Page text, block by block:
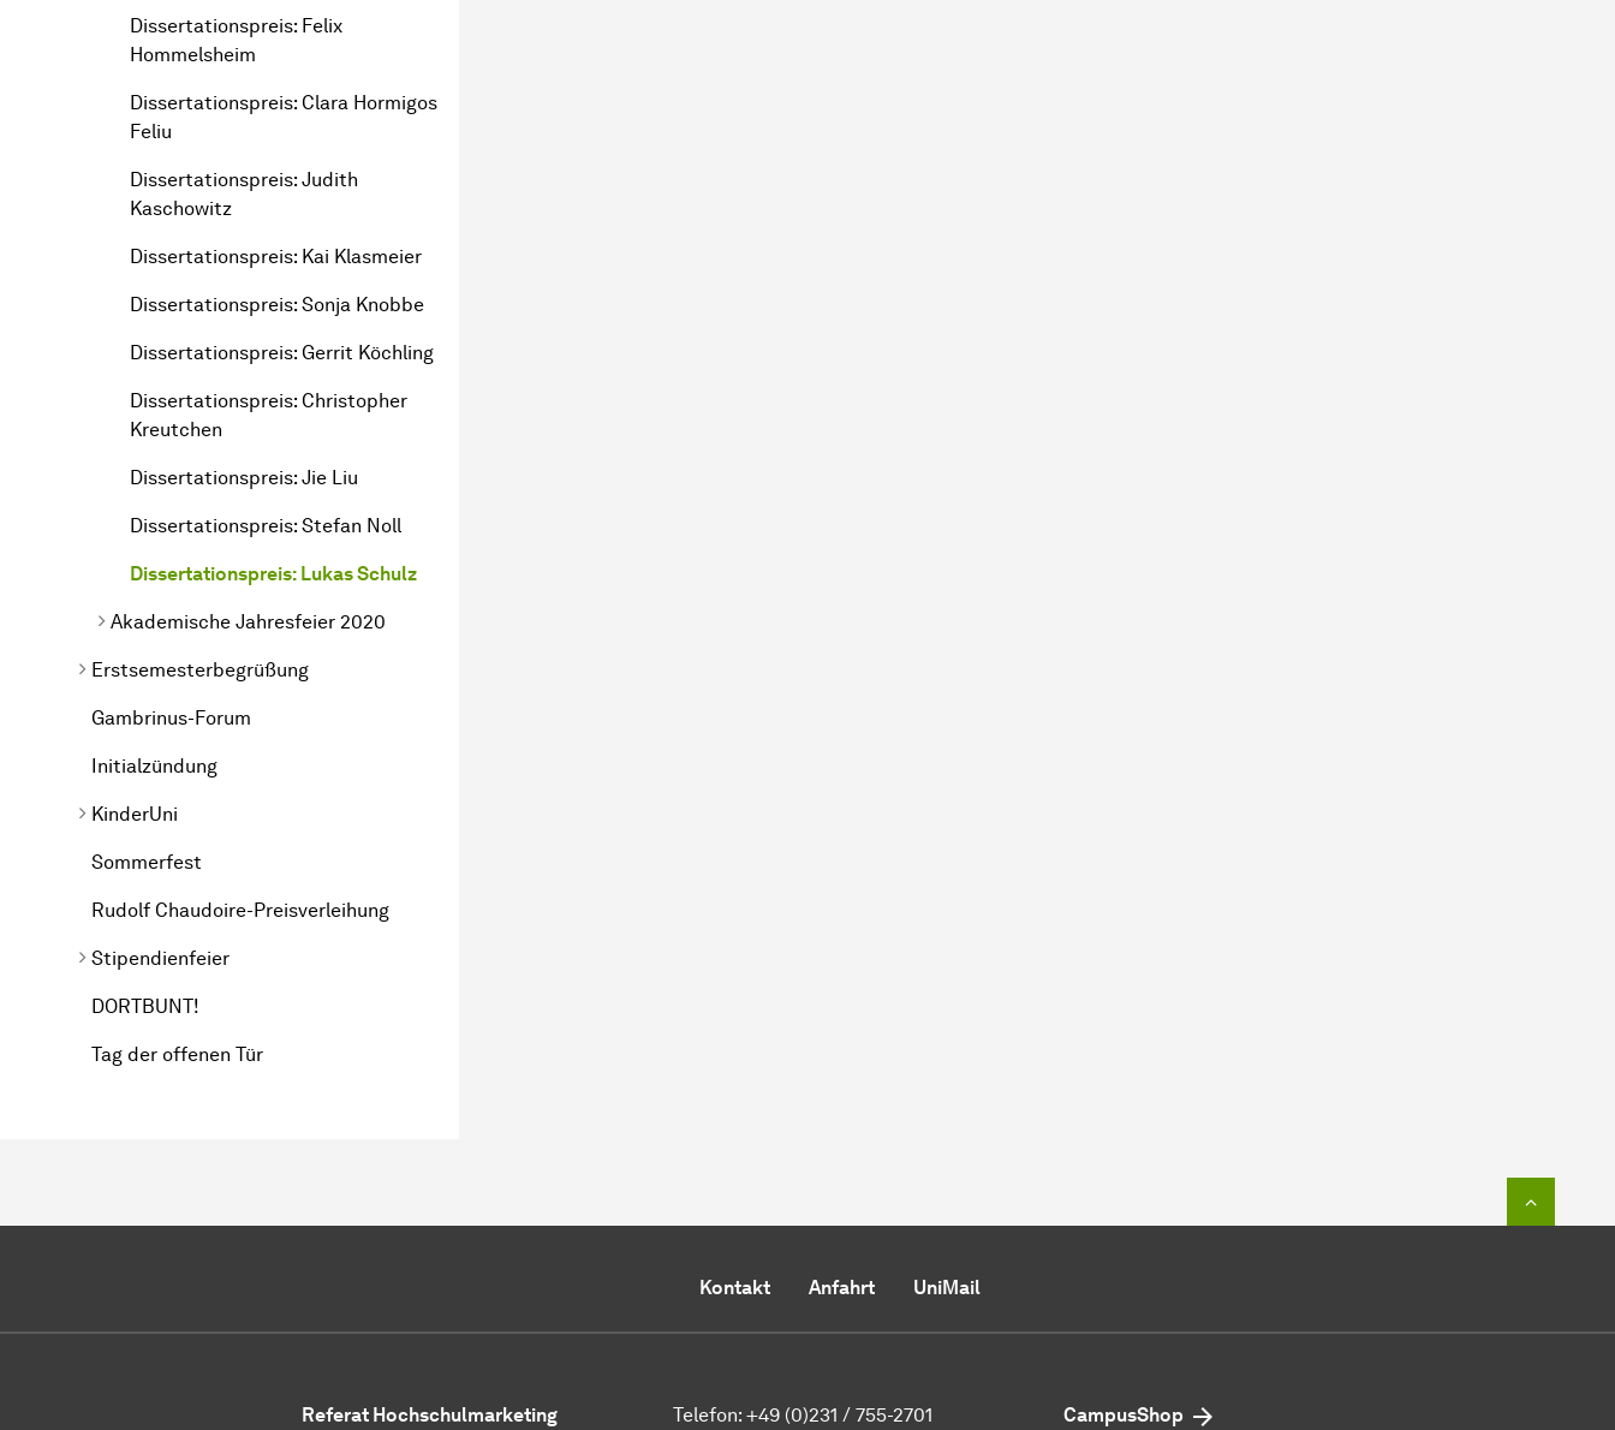
Dissertationspreis: Felix
Hommelsheim
Dissertationspreis: Clara Hormigos
Feliu
Dissertationspreis: Judith
Kaschowitz
Dissertationspreis: Kai Klasmeier
Dissertationspreis: Sonja Knobbe
Dissertationspreis: Gerrit Köchling
Dissertationspreis: Christopher
Kreutchen
Dissertationspreis: Jie Liu
Dissertationspreis: Stefan Noll
Dissertationspreis: Lukas Schulz
Akademische Jahresfeier 2020
Erstsemesterbegrüßung
Gambrinus-Forum
Initialzündung
Kinder­Uni
Sommerfest
Rudolf Chaudoire-Preisverleihung
Stipendienfeier
DORTBUNT!
Tag der offenen Tür
Kontakt Anfahrt UniMail
Referat Hochschulmarketing Telefon: +49 (0)231 / 755-2701 CampusShop